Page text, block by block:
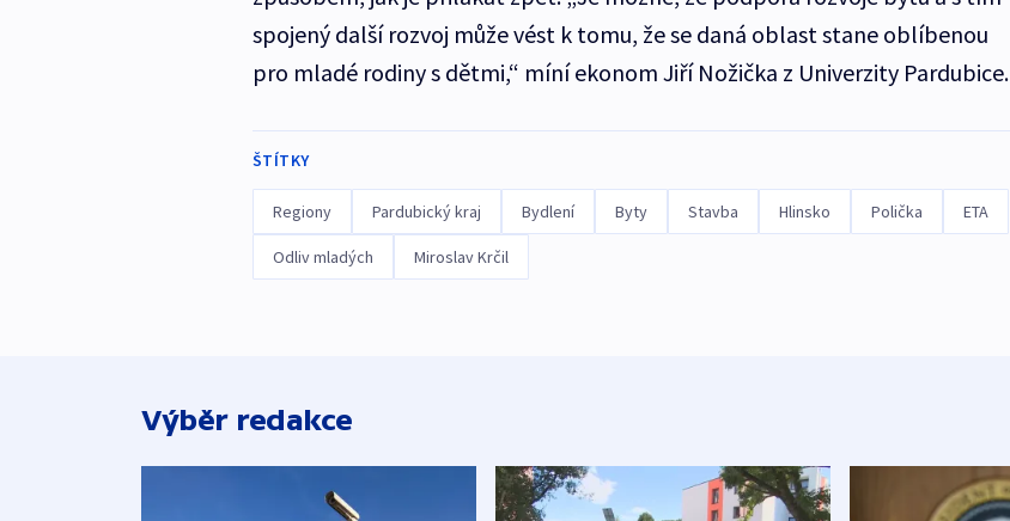
spojený další rozvoj může vést k tomu, že se daná oblast stane oblíbenou
pro mladé rodiny s dětmi,“ míní ekonom Jiří Nožička z Univerzity Pardubice.
ŠTÍTKY
Regiony Pardubický kraj Bydlení Byty Stavba Hlinsko Polička ETA
Odliv mladých Miroslav Krčil
Výběr redakce